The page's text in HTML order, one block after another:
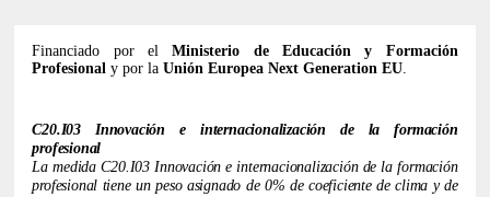
Financiado por elMinisterio de Educación y Formación
Profesional y por laUnión Europea Next Generation EU.
C20.I03 Innovación e internacionalización de la formación
profesional
La medida C20.I03 Innovación e internacionalización de la formación
profesional tiene un peso asignado de 0% de coeficiente de clima y de